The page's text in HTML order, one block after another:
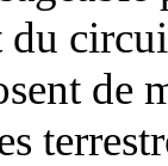
du
de